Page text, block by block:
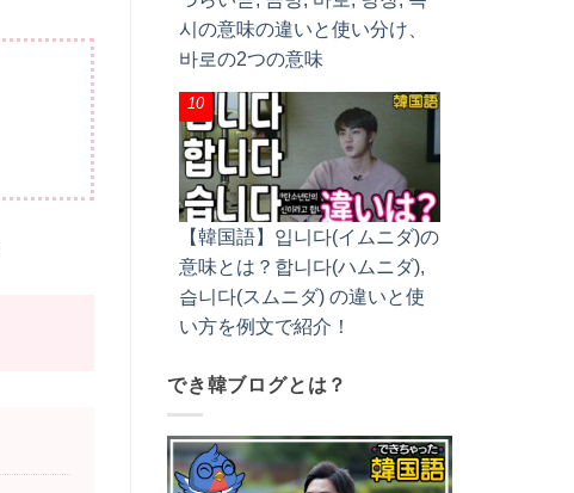
시の意味の違いと使い分け、
바로の2つの意味
【韓国語】입니다(イムニダ)の
意味とは？합니다(ハムニダ),
습니다(スムニダ) の違いと使
い方を例文で紹介！
でき韓ブログとは？